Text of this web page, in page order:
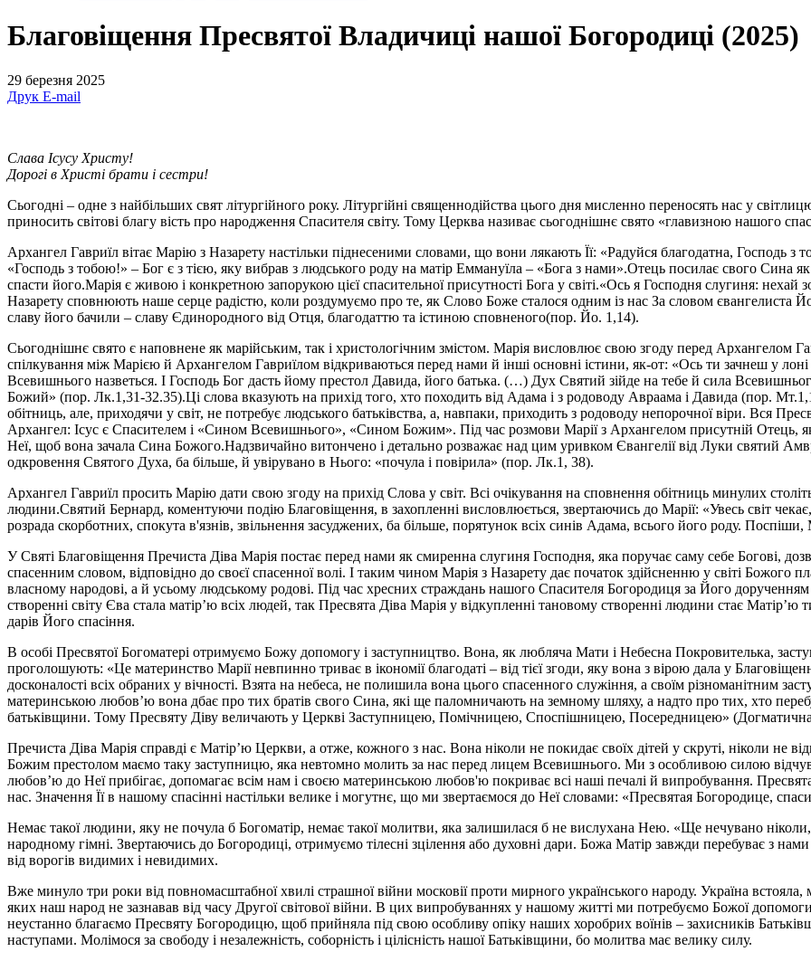
Благовіщення Пресвятої Владичиці нашої Богородиці (2025)
29 березня 2025
Друк E-mail
Слава Ісусу Христу!
Дорогі в Христі брати і сестри!
Сьогодні – одне з найбільших свят літургійного року. Літургійні священнодійства цього дня мисленно переносять нас у
приносить світові благу вість про народження Спасителя світу. Тому Церква називає сьогоднішнє свято «главизною нашого
Архангел Гавриїл вітає Марію з Назарету настільки піднесеними словами, що вони лякають Її: «Радуйся благодатна, Господь
«Господь з тобою!» – Бог є з тією, яку вибрав з людського роду на матір Еммануїла – «Бога з нами».Отець посилає свого Сина як
спасти його.Марія є живою і конкретною запорукою цієї спасительної присутності Бога у світі.«Ось я Господня слугиня: нехай
Назарету сповнюють наше серце радістю, коли роздумуємо про те, як Слово Боже сталося одним із нас За словом євангелиста
славу його бачили – славу Єдинородного від Отця, благодаттю та істиною сповненого(пор. Йо. 1,14).
Сьогоднішнє свято є наповнене як марійським, так і христологічним змістом. Марія висловлює свою згоду перед Архангелом
спілкування між Марією й Архангелом Гавриїлом відкриваються перед нами й інші основні істини, як-от: «Ось ти зачнеш у
Всевишнього назветься. І Господь Бог дасть йому престол Давида, його батька. (…) Дух Святий зійде на тебе й сила
Божий» (пор. Лк.1,31-32.35).Ці слова вказують на прихід того, хто походить від Адама і з родоводу Авраама і Давида (пор.
обітниць, але, приходячи у світ, не потребує людського батьківства, а, навпаки, приходить з родоводу непорочної віри. Вся
Архангел: Ісус є Спасителем і «Сином Всевишнього», «Сином Божим». Під час розмови Марії з Архангелом присутній Отець,
Неї, щоб вона зачала Сина Божого.Надзвичайно витончено і детально розважає над цим уривком Євангелії від Луки святий
одкровення Святого Духа, ба більше, й увірувано в Нього: «почула і повірила» (пор. Лк.1, 38).
Архангел Гавриїл просить Марію дати свою згоду на прихід Слова у світ. Всі очікування на сповнення обітниць минулих
людини.Святий Бернард, коментуючи подію Благовіщення, в захопленні висловлюється, звертаючись до Марії: «Увесь світ
розрада скорботних, спокута в'язнів, звільнення засуджених, ба більше, порятунок всіх синів Адама, всього його роду. Поспіши,
У Святі Благовіщення Пречиста Діва Марія постає перед нами як смиренна слугиня Господня, яка поручає саму себе Богові,
спасенним словом, відповідно до своєї спасенної волі. І таким чином Марія з Назарету дає початок здійсненню у світі Божого
власному народові, а й усьому людському родові. Під час хресних страждань нашого Спасителя Богородиця за Його
створенні світу Єва стала матір’ю всіх людей, так Пресвята Діва Марія у відкупленні тановому створенні людини стає Mатір’ю
дарів Його спасіння.
В особі Пресвятої Богоматері отримуємо Божу допомогу і заступництво. Вона, як любляча Мати і Небесна Покровителька,
проголошують: «Це материнство Марії невпинно триває в ікономії благодаті – від тієї згоди, яку вона з вірою дала у
досконалості всіх обраних у вічності. Взята на небеса, не полишила вона цього спасенного служіння, а своїм різноманітним
материнською любов’ю вона дбає про тих братів свого Сина, які ще паломничають на земному шляху, а надто про тих, хто
батьківщини. Тому Пресвяту Діву величають у Церкві Заступницею, Помічницею, Споспішницею, Посередницею» (
Пречиста Діва Марія справді є Матір’ю Церкви, а отже, кожного з нас. Вона ніколи не покидає своїх дітей у скруті, ніколи не
Божим престолом маємо таку заступницю, яка невтомно молить за нас перед лицем Всевишнього. Ми з особливою силою
любов’ю до Неї прибігає, допомагає всім нам і своєю материнською любов'ю покриває всі наші печалі й випробування.
нас. Значення Її в нашому спасінні настільки велике і могутнє, що ми звертаємося до Неї словами: «Пресвятая Богородице,
Немає такої людини, яку не почула б Богоматір, немає такої молитви, яка залишилася б не вислухана Нею. «Ще нечувано
народному гімні. Звертаючись до Богородиці, отримуємо тілесні зцілення або духовні дари. Божа Матір завжди перебуває з
від ворогів видимих і невидимих.
Вже минуло три роки від повномасштабної хвилі страшної війни московії проти мирного українського народу. Україна
яких наш народ не зазнавав від часу Другої світової війни. В цих випробуваннях у нашому житті ми потребуємо Божої
неустанно благаємо Пресвяту Богородицю, щоб прийняла під свою особливу опіку наших хоробрих воїнів – захисників
наступами. Молімося за свободу і незалежність, соборність і цілісність нашої Батьківщини, бо молитва має велику силу.